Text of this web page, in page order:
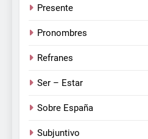
Presente
Pronombres
Refranes
Ser – Estar
Sobre España
Subjuntivo